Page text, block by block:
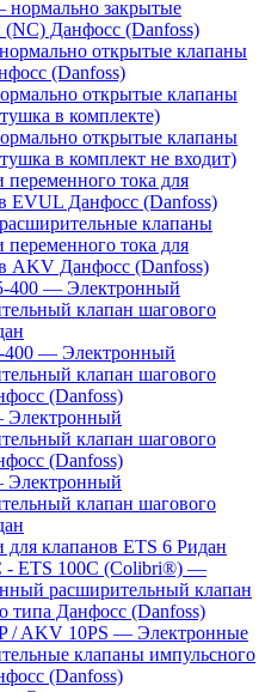
закрытые
(NC) Данфосс (Danfoss)
открытые клапаны
(Danfoss)
открытые клапаны
в комплекте)
открытые клапаны
в комплект не входит)
тока для
EVUL Данфосс (Danfoss)
клапаны
тока для
AKV Данфосс (Danfoss)
400 — Электронный
клапан шагового
400 — Электронный
клапан шагового
(Danfoss)
клапан шагового
(Danfoss)
клапан шагового
клапанов ETS 6 Ридан
- ETS 100C (Colibri®) —
расширительный клапан
типа Данфосс (Danfoss)
/ AKV 10PS — Электронные
клапаны импульсного
(Danfoss)